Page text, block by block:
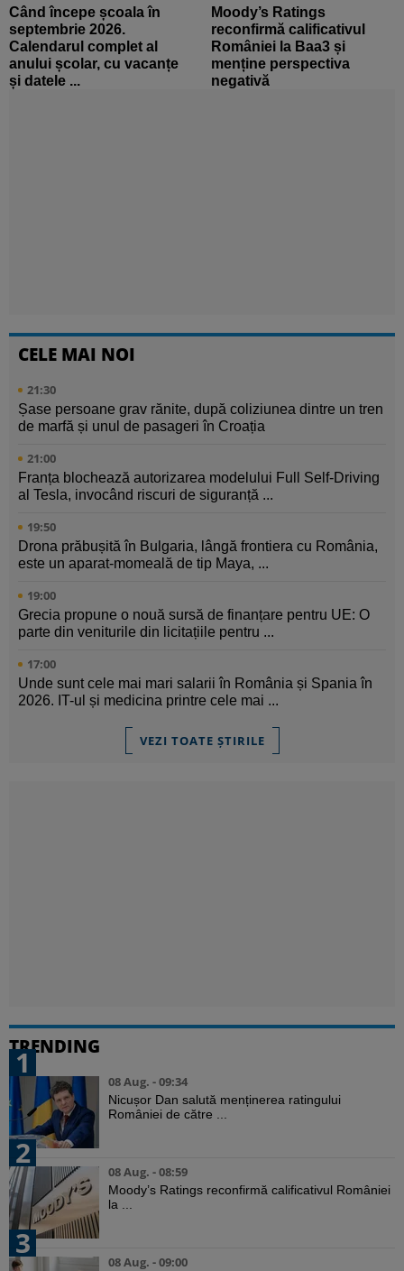
Când începe școala în
septembrie 2026.
Calendarul complet al
anului școlar, cu vacanțe
și datele ...
Moody’s Ratings
reconfirmă calificativul
României la Baa3 și
menține perspectiva
negativă
CELE MAI NOI
21:30
Șase persoane grav rănite, după coliziunea dintre un tren
de marfă și unul de pasageri în Croația
21:00
Franța blochează autorizarea modelului Full Self-Driving
al Tesla, invocând riscuri de siguranță ...
19:50
Drona prăbușită în Bulgaria, lângă frontiera cu România,
este un aparat-momeală de tip Maya, ...
19:00
Grecia propune o nouă sursă de finanțare pentru UE: O
parte din veniturile din licitațiile pentru ...
17:00
Unde sunt cele mai mari salarii în România și Spania în
2026. IT-ul și medicina printre cele mai ...
VEZI TOATE ȘTIRILE
TRENDING
1
08 Aug. - 09:34
Nicușor Dan salută menținerea ratingului
României de către ...
2
08 Aug. - 08:59
Moody’s Ratings reconfirmă calificativul României
la ...
3
08 Aug. - 09:00